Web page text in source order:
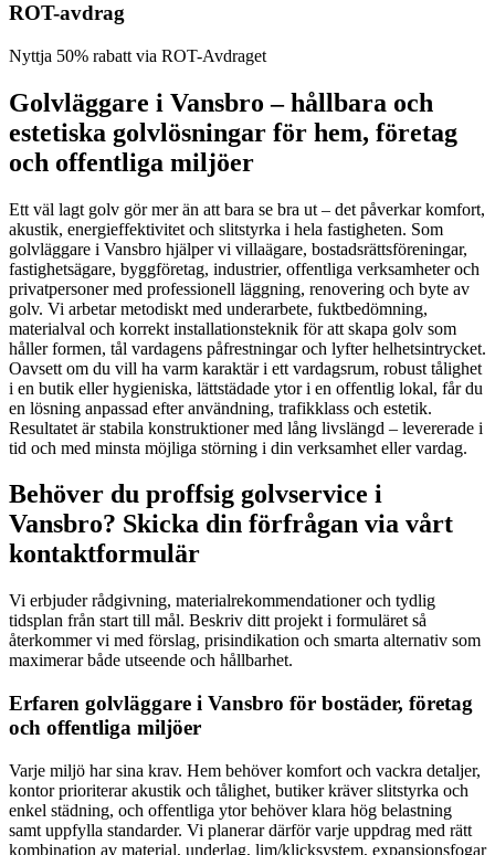
ROT-avdrag
Nyttja 50% rabatt via ROT-Avdraget
Golvläggare i Vansbro – hållbara och
estetiska golvlösningar för hem, företag
och offentliga miljöer
Ett väl lagt golv gör mer än att bara se bra ut – det påverkar komfort,
akustik, energieffektivitet och slitstyrka i hela fastigheten. Som
golvläggare i Vansbro hjälper vi villaägare, bostadsrättsföreningar,
fastighetsägare, byggföretag, industrier, offentliga verksamheter och
privatpersoner med professionell läggning, renovering och byte av
golv. Vi arbetar metodiskt med underarbete, fuktbedömning,
materialval och korrekt installationsteknik för att skapa golv som
håller formen, tål vardagens påfrestningar och lyfter helhetsintrycket.
Oavsett om du vill ha varm karaktär i ett vardagsrum, robust tålighet
i en butik eller hygieniska, lättstädade ytor i en offentlig lokal, får du
en lösning anpassad efter användning, trafikklass och estetik.
Resultatet är stabila konstruktioner med lång livslängd – levererade i
tid och med minsta möjliga störning i din verksamhet eller vardag.
Behöver du proffsig golvservice i
Vansbro? Skicka din förfrågan via vårt
kontaktformulär
Vi erbjuder rådgivning, materialrekommendationer och tydlig
tidsplan från start till mål. Beskriv ditt projekt i formuläret så
återkommer vi med förslag, prisindikation och smarta alternativ som
maximerar både utseende och hållbarhet.
Erfaren golvläggare i Vansbro för bostäder, företag
och offentliga miljöer
Varje miljö har sina krav. Hem behöver komfort och vackra detaljer,
kontor prioriterar akustik och tålighet, butiker kräver slitstyrka och
enkel städning, och offentliga ytor behöver klara hög belastning
samt uppfylla standarder. Vi planerar därför varje uppdrag med rätt
kombination av material, underlag, lim/klicksystem, expansionsfogar